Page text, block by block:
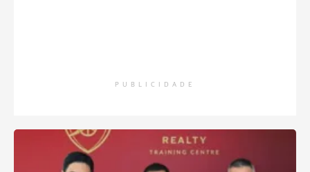
PUBLICIDADE